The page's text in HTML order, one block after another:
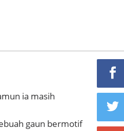
ia masih
gaun bermotif